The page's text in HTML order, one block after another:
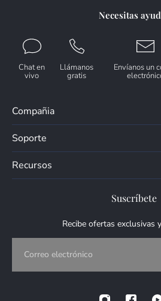
Necesitas
Chat en
vivo
Llámanos
gratis
Envíanos un
Compañia
Soporte
Recursos
Suscríbete
Recibe ofertas exclusivas